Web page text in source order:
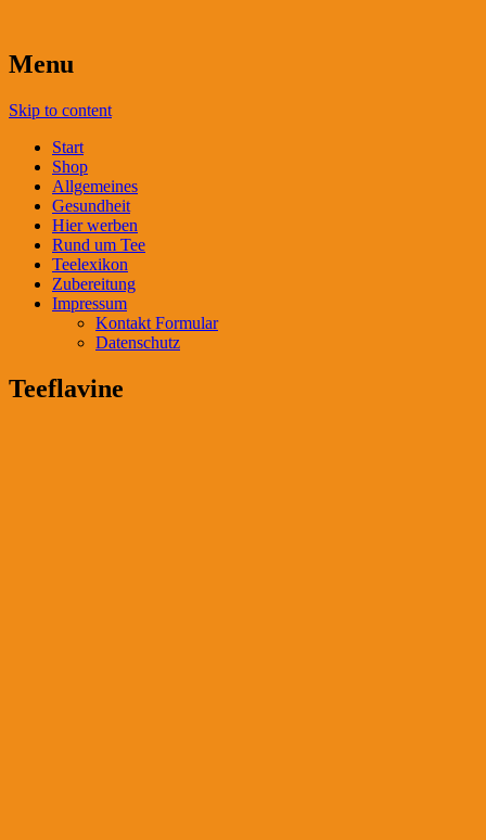
Menu
Skip to content
Start
Shop
Allgemeines
Gesundheit
Hier werben
Rund um Tee
Teelexikon
Zubereitung
Impressum
Kontakt Formular
Datenschutz
Teeflavine